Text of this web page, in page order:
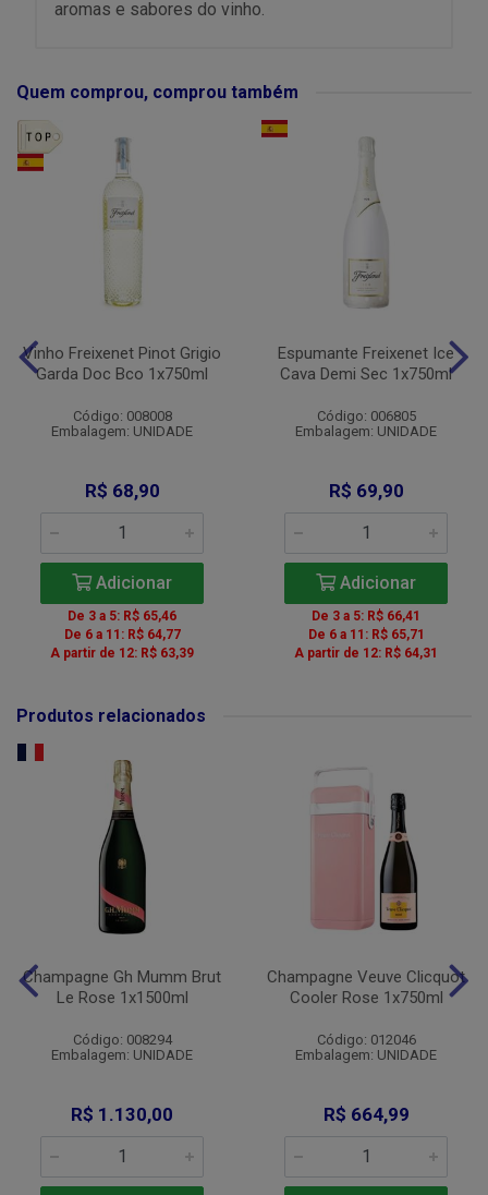
aromas e sabores do vinho.
Quem comprou, comprou também
Vinho Freixenet Pinot Grigio
Garda Doc Bco 1x750ml
Código: 008008
Embalagem: UNIDADE
R$ 68,90
Adicionar
De 3 a 5: R$ 65,46
De 6 a 11: R$ 64,77
A partir de 12: R$ 63,39
Espumante Freixenet Ice
Cava Demi Sec 1x750ml
Código: 006805
Embalagem: UNIDADE
R$ 69,90
Adicionar
De 3 a 5: R$ 66,41
De 6 a 11: R$ 65,71
A partir de 12: R$ 64,31
Produtos relacionados
Champagne Gh Mumm Brut
Le Rose 1x1500ml
Código: 008294
Embalagem: UNIDADE
R$ 1.130,00
Champagne Veuve Clicquot
Cooler Rose 1x750ml
Código: 012046
Embalagem: UNIDADE
R$ 664,99